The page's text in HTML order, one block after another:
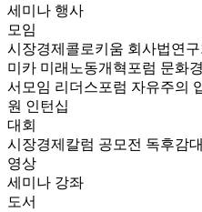
세미나 행사
모임
시장경제콜로키움 회사법연구
미카 미래노동개혁포럼 문화
서모임 리더스포럼 자유주의
원 인턴십
대회
시장경제칼럼 공모전 독후감
영상
세미나 강좌
도서